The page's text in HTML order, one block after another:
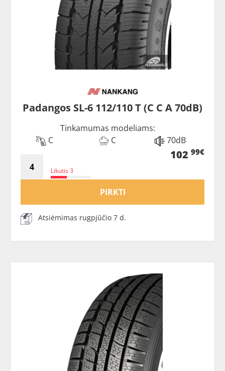
Padangos SL-6 112/110 T (C C A 70dB)
Tinkamumas modeliams:
C
C 70dB
Likutis 3
102 99€
PIRKTI
Atsiėmimas rugpjūčio 7 d.